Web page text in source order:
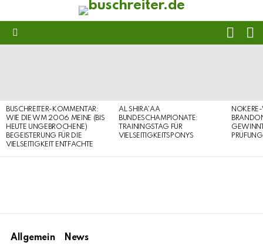
BUSCHREITER-KOMMENTAR:
WIE DIE WM 2006 MEINE (BIS
HEUTE UNGEBROCHENE)
BEGEISTERUNG FÜR DIE
VIELSEITIGKEIT ENTFACHTE
AL SHIRA’AA
BUNDESCHAMPIONATE:
TRAININGSTAG FÜR
VIELSEITIGKEITSPONYS
PRÜFUNG
Allgemein News